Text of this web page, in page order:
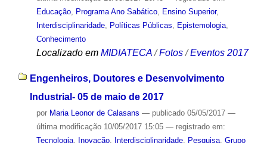
Educação, Programa Ano Sabático, Ensino Superior,
Interdisciplinaridade, Políticas Públicas Epistemologia,
Conhecimento
Localizado em MIDIATECA /Fotos /Eventos 2017
Engenheiros, Doutores e Desenvolvimento
Industrial- 05 de maio de 2017
por Maria Leonor de Calasans — publicado05/05/2017 —
última modificação10/05/2017 15:05 — registrado em:
Tecnologia, Inovação, Interdisciplinaridade, Pesquisa, Grupo